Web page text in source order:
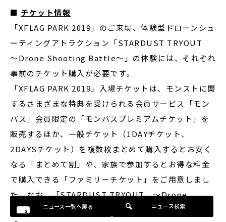
■ チケット情報
「XFLAG PARK 2019」のご来場、体験型ドローンシュ
ーティングアトラクション「STARDUST TRYOUT
～Drone Shooting Battle～」の体験には、それぞれ
事前のチケット購入が必要です。
「XFLAG PARK 2019」入場チケットは、モンストに関
するさまざまな特典を受けられる会員サービス「モン
パス」会員限定の「モンパスプレミアムチケット」を
販売するほか、一般チケット（1DAYチケット、
2DAYSチケット）を複数枚まとめて購入するとお安く
なる「まとめて割」や、家族で参加するとお得な料金
で購入できる「ファミリーチケット」をご用意しまし
た。なお、「STARDUST TRYOUT ～Drone
Shooting Battle～」をご体験いただくためには、
ニュース一覧へ戻る ニュース検索